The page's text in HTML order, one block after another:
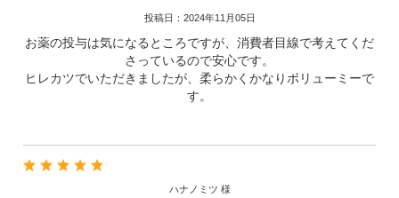
投稿日：2024年11月05日
お薬の投与は気になるところですが、消費者目線で考えてくだ
さっているので安心です。
ヒレカツでいただきましたが、柔らかくかなりボリューミーで
す。
ハナノミツ 様